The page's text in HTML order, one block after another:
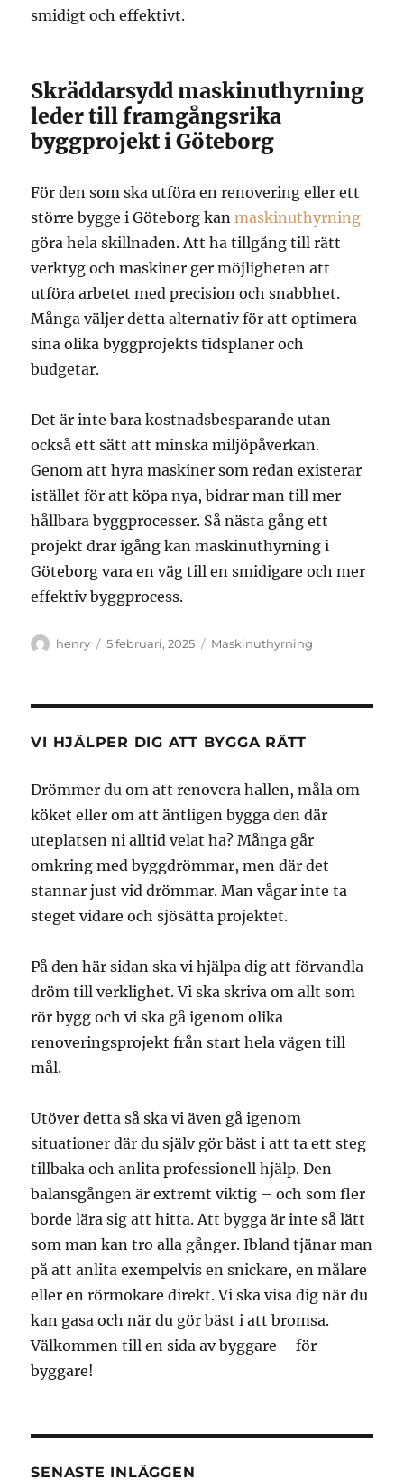
smidigt och effektivt.
Skräddarsydd maskinuthyrning
leder till framgångsrika
byggprojekt i Göteborg
För den som ska utföra en renovering eller ett
större bygge i Göteborg kanmaskinuthyrning
göra hela skillnaden. Att ha tillgång till rätt
verktyg och maskiner ger möjligheten att
utföra arbetet med precision och snabbhet.
Många väljer detta alternativ för att optimera
sina olika byggprojekts tidsplaner och
budgetar.
Det är inte bara kostnadsbesparande utan
också ett sätt att minska miljöpåverkan.
Genom att hyra maskiner som redan existerar
istället för att köpa nya, bidrar man till mer
hållbara byggprocesser. Så nästa gång ett
projekt drar igång kan maskinuthyrning i
Göteborg vara en väg till en smidigare och mer
effektiv byggprocess.
Författare
henry
Publicerat
5 februari, 2025 Kategorier
Maskinuthyrning
VI HJÄLPER DIG ATT BYGGA RÄTT
Drömmer du om att renovera hallen, måla om
köket eller om att äntligen bygga den där
uteplatsen ni alltid velat ha? Många går
omkring med byggdrömmar, men där det
stannar just vid drömmar. Man vågar inte ta
steget vidare och sjösätta projektet.
På den här sidan ska vi hjälpa dig att förvandla
dröm till verklighet. Vi ska skriva om allt som
rör bygg och vi ska gå igenom olika
renoveringsprojekt från start hela vägen till
mål.
Utöver detta så ska vi även gå igenom
situationer där du själv gör bäst i att ta ett steg
tillbaka och anlita professionell hjälp. Den
balansgången är extremt viktig – och som fler
borde lära sig att hitta. Att bygga är inte så lätt
som man kan tro alla gånger. Ibland tjänar man
på att anlita exempelvis en snickare, en målare
eller en rörmokare direkt. Vi ska visa dig när du
kan gasa och när du gör bäst i att bromsa.
Välkommen till en sida av byggare – för
byggare!
SENASTE INLÄGGEN